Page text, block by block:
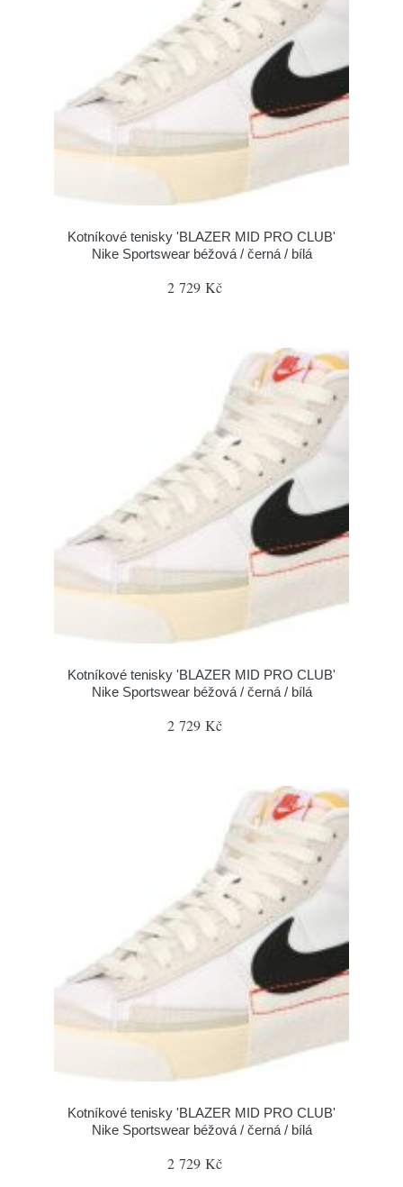
Kotníkové tenisky 'BLAZER MID PRO CLUB'
Nike Sportswear béžová / černá / bílá
2 729 Kč
Kotníkové tenisky 'BLAZER MID PRO CLUB'
Nike Sportswear béžová / černá / bílá
2 729 Kč
Kotníkové tenisky 'BLAZER MID PRO CLUB'
Nike Sportswear béžová / černá / bílá
2 729 Kč